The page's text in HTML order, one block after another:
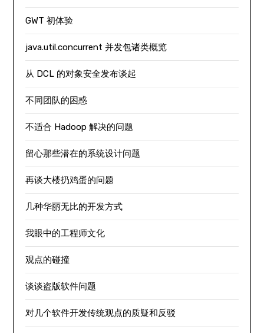
GWT 初体验
java.util.concurrent 并发包诸类概览
从 DCL 的对象安全发布谈起
不同团队的困惑
不适合 Hadoop 解决的问题
留心那些潜在的系统设计问题
再谈大楼扔鸡蛋的问题
几种华丽无比的开发方式
我眼中的工程师文化
观点的碰撞
谈谈盗版软件问题
对几个软件开发传统观点的质疑和反驳